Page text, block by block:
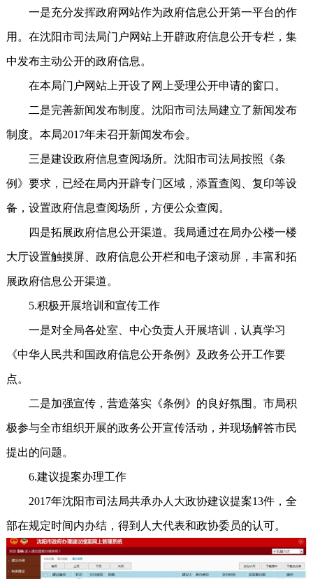
一是充分发挥政府网站作为政府信息公开第一平台的作
用。在沈阳市司法局门户网站上开辟政府信息公开专栏，集
中发布主动公开的政府信息。
在本局门户网站上开设了网上受理公开申请的窗口。
二是完善新闻发布制度。沈阳市司法局建立了新闻发布
制度。本局2017年未召开新闻发布会。
三是建设政府信息查阅场所。沈阳市司法局按照《条
例》要求，已经在局内开辟专门区域，添置查阅、复印等设
备，设置政府信息查阅场所，方便公众查阅。
四是拓展政府信息公开渠道。我局通过在局办公楼一楼
大厅设置触摸屏、政府信息公开栏和电子滚动屏，丰富和拓
展政府信息公开渠道。
5.积极开展培训和宣传工作
一是对全局各处室、中心负责人开展培训，认真学习
《中华人民共和国政府信息公开条例》及政务公开工作要
点。
二是加强宣传，营造落实《条例》的良好氛围。市局积
极参与全市组织开展的政务公开宣传活动，并现场解答市民
提出的问题。
6.建议提案办理工作
2017年沈阳市司法局共承办人大政协建议提案13件，全
部在规定时间内办结，得到人大代表和政协委员的认可。